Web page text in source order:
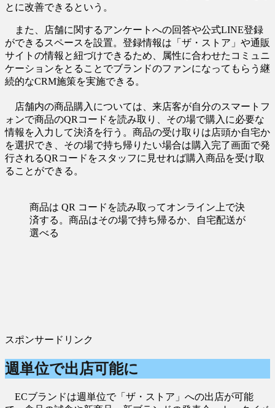
とに改善できるという。
また、店舗に関するアンケートへの回答や公式LINE登録
ができるスペースを設置。登録情報は「ザ・ストア」や通販
サイトの情報と紐づけできるため、属性に合わせたコミュニ
ケーションをとることでブランドのファンになってもらう継
続的なCRM施策を実施できる。
店舗内の商品購入については、来店客が自分のスマートフ
ォンで商品のQRコードを読み取り、その場で購入に必要な
情報を入力して決済を行う。商品の受け取りは店頭か自宅か
を選択でき、その場で持ち帰りたい場合は購入完了画面で発
行されるQRコードをスタッフに見せれば購入商品を受け取
ることができる。
商品は QR コードを読み取ってオンライン上で決
済する。商品はその場で持ち帰るか、自宅配送が
選べる
スポンサードリンク
週単位で出店可能に
ECブランドは週単位で「ザ・ストア」への出店が可能